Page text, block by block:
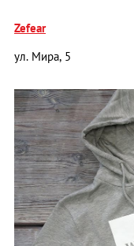
Zefear
ул. Мира, 5